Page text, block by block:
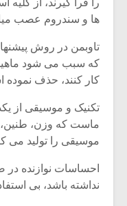
را فرا گیرند، از کلیه
ها و سندروم عصب
تاوبمن در روش
که سبب می شود
کار کنند، حذف نموده
تکنیک و موسیقی از
ماست که وزن،
موسیقی را تولید می
احساسات نوازنده
نداشته باشد، بی